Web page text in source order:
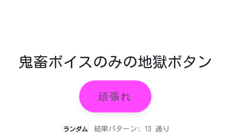
鬼畜ボイスのみの地獄ボタン
頑張れ
ランダム
結果パターン: 13 通り